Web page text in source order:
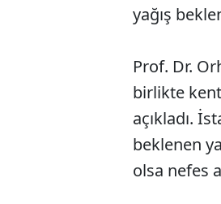
yağış
Prof. Dr.
birlikte
açıkladı.
beklenen
olsa nefes